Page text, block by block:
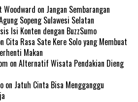
Woodward on Jangan Sembarangan
Sopeng Sulawesi Selatan
Isi Konten dengan BuzzSumo
Cita Rasa Sate Kere Solo yang Membuat
Makan
on Alternatif Wisata Pendakian Dieng
on Jatuh Cinta Bisa Mengganggu